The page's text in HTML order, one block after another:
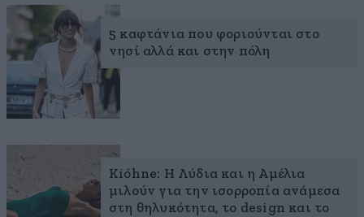
5 καφτάνια που φοριούνται στο
νησί αλλά και στην πόλη
Kióhne: Η Λύδια και η Αμέλια
μιλούν για την ισορροπία ανάμεσα
στη θηλυκότητα, το design και το